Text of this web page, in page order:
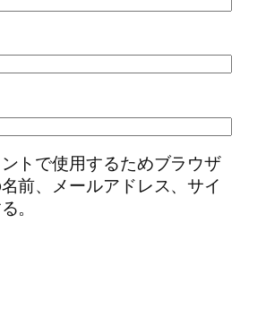
トで使用するためブラウザ
前、メールアドレス、サイ
。